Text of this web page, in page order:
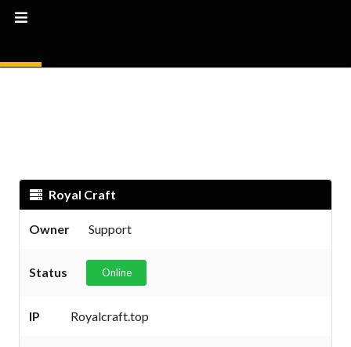
Royal Craft
Owner Support
Status Online
IP Royalcraft.top